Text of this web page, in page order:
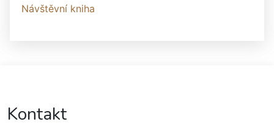
Návštěvní kniha
Kontakt